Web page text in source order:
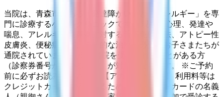
当院は、青森市にある「発達障がい」と「アレルギー」を専
門に診療する小児科クリニックです。 現在、心理、発達や
喘息、アレルギー性鼻炎に対する舌下免疫療法、アトピー性
皮膚炎、便秘症など、継続的な治療が必要なお子さまたちが
通院されています。 ※「当院を受診されたことがある方
（診察券番号が分かる方）」が対象となります。 ※ご予約
前に必ずお読みください※ 【アカウント登録】 利用料等は
クレジットカード決済になるため、クレジットカードの名義